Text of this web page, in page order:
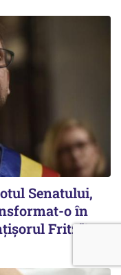
Senatului,
o în
Fritz"!